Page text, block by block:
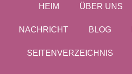
HEIM ÜBER UNS
NACHRICHT BLOG
SEITENVERZEICHNIS